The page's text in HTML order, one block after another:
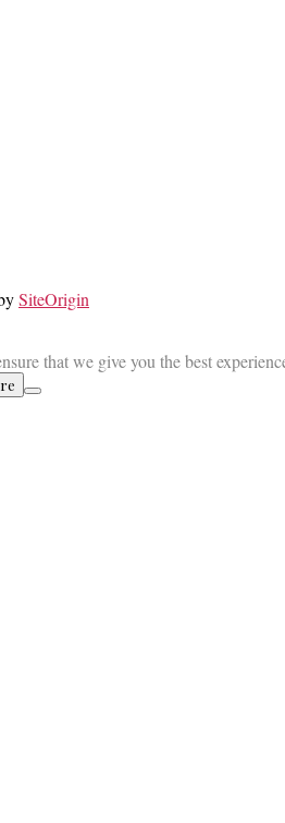
SiteOrigin
that we give you the best